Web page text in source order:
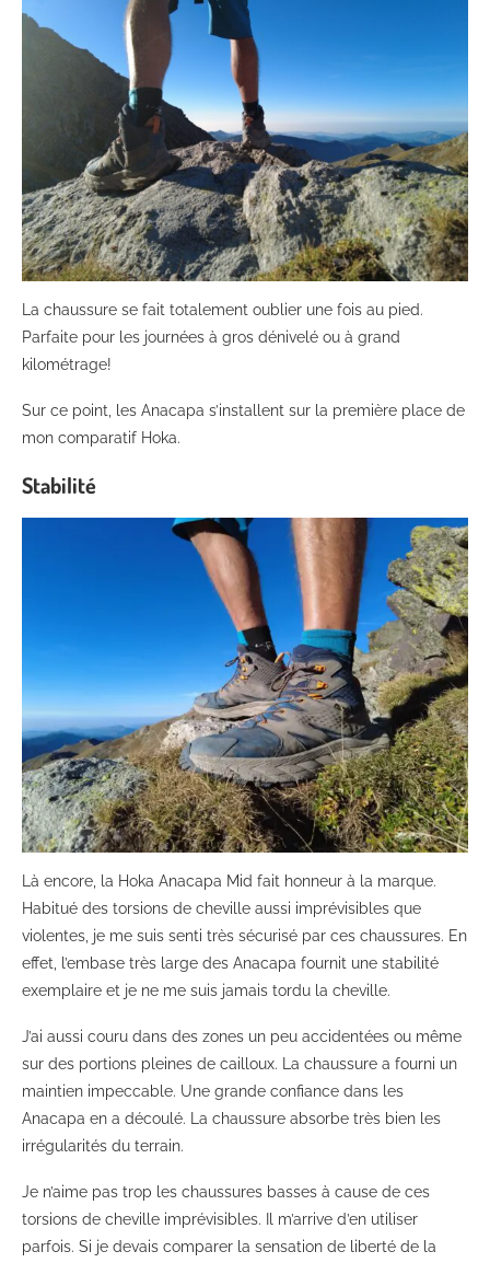
La chaussure se fait totalement oublier une fois au pied.
Parfaite pour les journées à gros dénivelé ou à grand
kilométrage!
Sur ce point, les Anacapa s’installent sur la première place de
mon comparatif Hoka.
Stabilité
Là encore, la Hoka Anacapa Mid fait honneur à la marque.
Habitué des torsions de cheville aussi imprévisibles que
violentes, je me suis senti très sécurisé par ces chaussures. En
effet, l’embase très large des Anacapa fournit une stabilité
exemplaire et je ne me suis jamais tordu la cheville.
J’ai aussi couru dans des zones un peu accidentées ou même
sur des portions pleines de cailloux. La chaussure a fourni un
maintien impeccable. Une grande confiance dans les
Anacapa en a découlé. La chaussure absorbe très bien les
irrégularités du terrain.
Je n’aime pas trop les chaussures basses à cause de ces
torsions de cheville imprévisibles. Il m’arrive d’en utiliser
parfois. Si je devais comparer la sensation de liberté de la